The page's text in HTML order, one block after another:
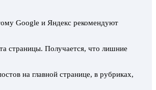
Google и Яндекс рекомендуют
страницы. Получается, что лишние
на главной странице, в рубриках,